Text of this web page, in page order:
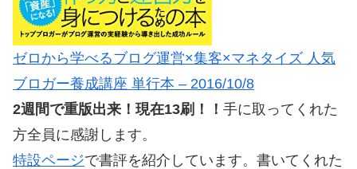
ゼロから学べるブログ運営×集客×マネタイズ 人気
ブロガー養成講座 単行本 – 2016/10/8
2週間で重版出来！現在13刷！！ 手に取ってくれた
方全員に感謝します。
特設ページで書評を紹介しています。書いてくれた